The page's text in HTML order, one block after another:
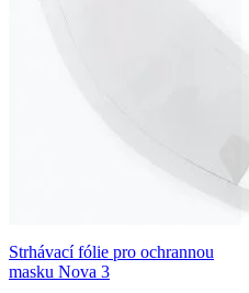
Strhávací fólie pro ochrannou
masku Nova 3